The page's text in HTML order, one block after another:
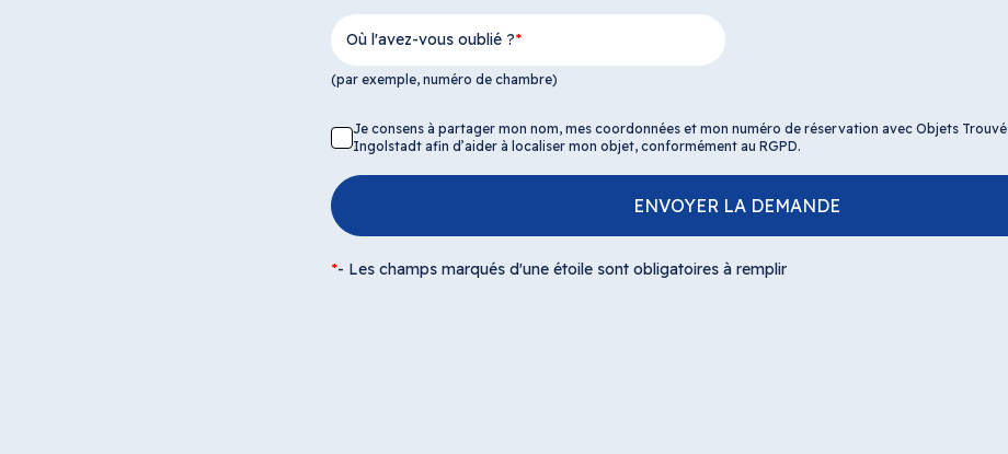
Où l'avez-vous oublié ?
(par exemple, numéro de chambre)
Je consens à partager mon nom, mes coordonnées et mon numéro de réservation avec Objets
Ingolstadt afin d’aider à localiser mon objet, conformément au RGPD.
ENVOYER LA DEMANDE
*- Les champs marqués d'une étoile sont obligatoires à remplir